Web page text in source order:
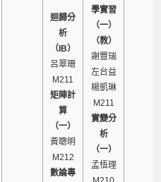
迴歸分
析
（IB）
呂翠珊
M211
矩陣計
算
（一）
黃聰明
M212
數論專
學實習
（一）
（教）
謝豐瑞
左台益
楊凱琳
M211
實變分
析
（一）
孟悟理